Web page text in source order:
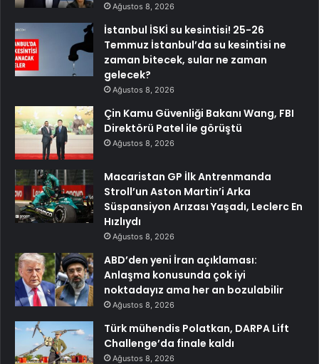
Ağustos 8, 2026
İstanbul İSKİ su kesintisi! 25-26
Temmuz İstanbul’da su kesintisi ne
zaman bitecek, sular ne zaman
gelecek?
Ağustos 8, 2026
Çin Kamu Güvenliği Bakanı Wang, FBI
Direktörü Patel ile görüştü
Ağustos 8, 2026
Macaristan GP İlk Antrenmanda
Stroll’un Aston Martin’i Arka
Süspansiyon Arızası Yaşadı, Leclerc En
Hızlıydı
Ağustos 8, 2026
ABD’den yeni İran açıklaması:
Anlaşma konusunda çok iyi
noktadayız ama her an bozulabilir
Ağustos 8, 2026
Türk mühendis Polatkan, DARPA Lift
Challenge’da finale kaldı
Ağustos 8, 2026